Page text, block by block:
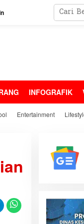
INFOGRAFIK
Entertainment